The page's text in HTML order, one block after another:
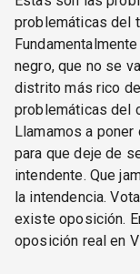
problemáticas del
negro, que no se
distrito más rico
problemáticas del
Llamamos a
para que deje de
intendente. Que
la intendencia.
existe oposición.
oposición real en